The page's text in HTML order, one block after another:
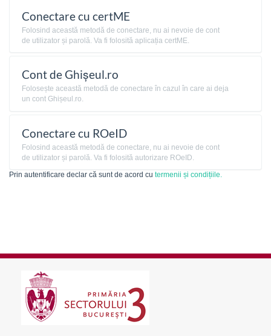
Conectare cu certME
Folosind această metodă de conectare, nu ai nevoie de cont
de utilizator și parolă. Va fi folosită aplicația certME.
Cont de Ghișeul.ro
Folosește această metodă de conectare în cazul în care ai deja
un cont Ghișeul.ro.
Conectare cu ROeID
Folosind această metodă de conectare, nu ai nevoie de cont
de utilizator și parolă. Va fi folosită autorizare ROeID.
Prin autentificare declar că sunt de acord cu termenii și condițiile.